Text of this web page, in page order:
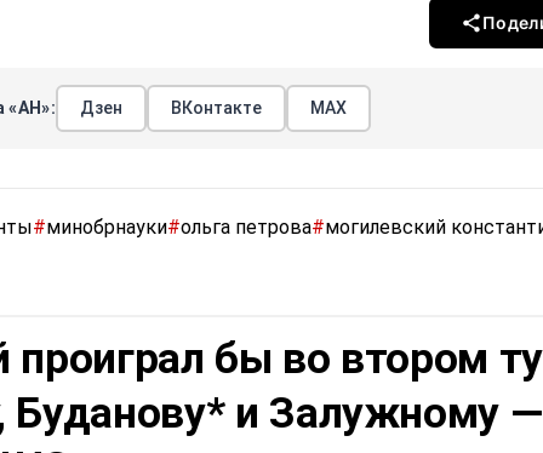
«АН»: Дзен ВКонтакте МАХ
#минобрнауки#ольга петрова#могилевский
проиграл бы во втором
Буданову* и Залужному —